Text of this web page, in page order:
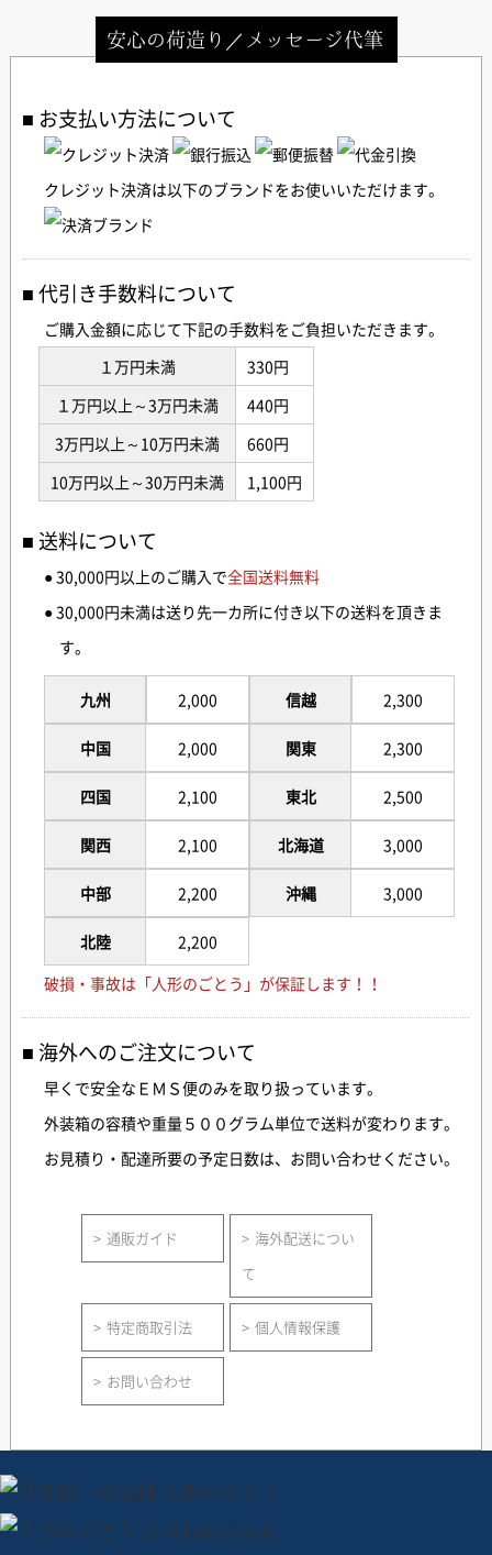
安心の荷造り／メッセージ代筆
お支払い方法について
クレジット決済は以下のブランドをお使いいただけます。
代引き手数料について
ご購入金額に応じて下記の手数料をご負担いただきます。
１万円未満
330円
１万円以上～3万円未満
440円
3万円以上～10万円未満
660円
10万円以上～30万円未満
1,100円
送料について
● 30,000円以上のご購入で全国送料無料
● 30,000円未満は送り先一カ所に付き以下の送料を頂きま
す。
九州
中国
四国
関西
中部
北陸
2,000
2,000
2,100
2,100
2,200
2,200
信越
関東
東北
北海道
沖縄
2,300
2,300
2,500
3,000
3,000
破損・事故は「人形のごとう」が保証します！！
海外へのご注文について
早くで安全なＥＭＳ便のみを取り扱っています。
外装箱の容積や重量５００グラム単位で送料が変わります。
お見積り・配達所要の予定日数は、お問い合わせください。
通販ガイド
海外配送につい
て
特定商取引法 個人情報保護
お問い合わせ